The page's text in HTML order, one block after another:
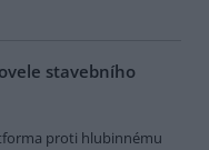
stavebního
proti hlubinnému